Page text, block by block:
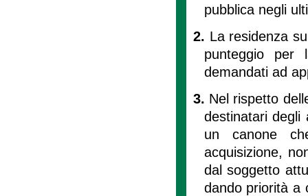
pubblica negli
2. La residenza
punteggio per
demandati ad
3. Nel rispetto
destinatari degli
un canone
acquisizione,
dal soggetto
dando priorità a